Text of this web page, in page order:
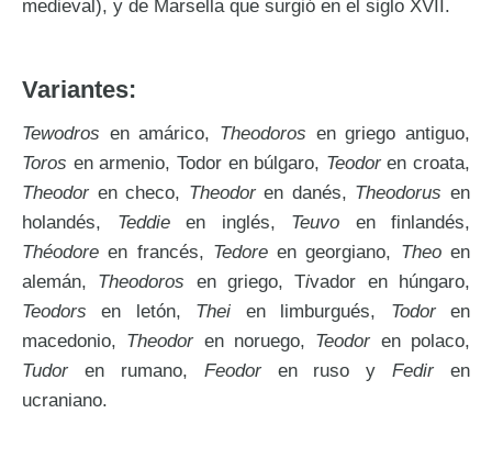
medieval), y de Marsella que surgió en el siglo XVII.
Variantes:
Tewodros en amárico, Theodoros en griego antiguo,
Toros en armenio, Todor en búlgaro, Teodoren croata,
Theodoren checo, Theodoren danés, Theodorus en
holandés, Teddieen inglés, Teuvo en finlandés,
Théodore en francés, Tedoreen georgiano, Theoen
alemán, Theodoros en griego, Tivador en húngaro,
Teodors en letón, Thei en limburgués, Todoren
macedonio, Theodoren noruego, Teodoren polaco,
Tudoren rumano, Feodoren ruso yFediren
ucraniano.